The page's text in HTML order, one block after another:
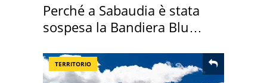
Perché a Sabaudia è stata
sospesa la Bandiera Blu
TERRITORIO